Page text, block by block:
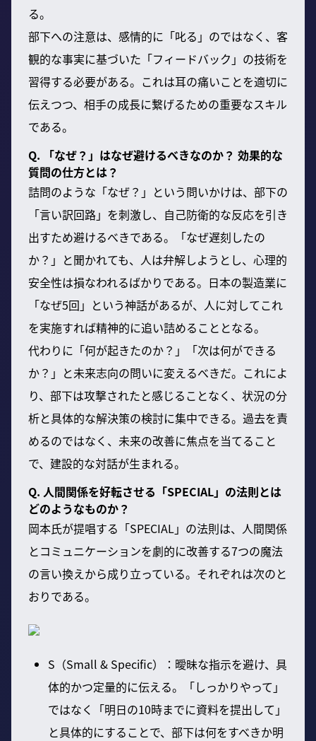
る。
部下への注意は、感情的に「叱る」のではなく、客
観的な事実に基づいた「フィードバック」の技術を
習得する必要がある。これは耳の痛いことを適切に
伝えつつ、相手の成長に繋げるための重要なスキル
である。
Q. 「なぜ？」はなぜ避けるべきなのか？ 効果的な
質問の仕方とは？
詰問のような「なぜ？」という問いかけは、部下の
「言い訳回路」を刺激し、自己防衛的な反応を引き
出すため避けるべきである。「なぜ遅刻したの
か？」と聞かれても、人は弁解しようとし、心理的
安全性は損なわれるばかりである。日本の製造業に
「なぜ5回」という神話があるが、人に対してこれ
を実施すれば精神的に追い詰めることとなる。
代わりに「何が起きたのか？」「次は何ができる
か？」と未来志向の問いに変えるべきだ。これによ
り、部下は攻撃されたと感じることなく、状況の分
析と具体的な解決策の検討に集中できる。過去を責
めるのではなく、未来の改善に焦点を当てること
で、建設的な対話が生まれる。
Q. 人間関係を好転させる「SPECIAL」の法則とは
どのようなものか？
岡本氏が提唱する「SPECIAL」の法則は、人間関係
とコミュニケーションを劇的に改善する7つの魔法
の言い換えから成り立っている。それぞれは次のと
おりである。
S（Small & Specific）：曖昧な指示を避け、具
体的かつ定量的に伝える。「しっかりやって」
ではなく「明日の10時までに資料を提出して」
と具体的にすることで、部下は何をすべきか明